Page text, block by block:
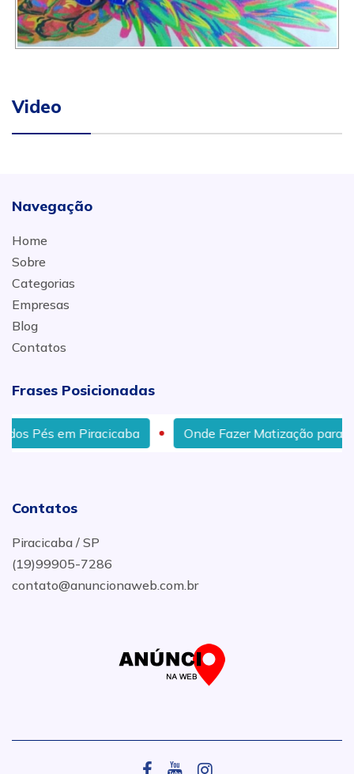
Video
Navegação
Home
Sobre
Categorias
Empresas
Blog
Contatos
Frases Posicionadas
Onde Fazer Matização para Cabelo em
Contatos
Piracicaba / SP
(19)99905-7286
contato@anuncionaweb.com.br